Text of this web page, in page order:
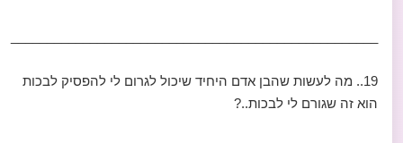
19.. מה לעשות שהבן אדם היחיד שיכול לגרום לי להפסיק לבכות
הוא זה שגורם לי לבכות..?